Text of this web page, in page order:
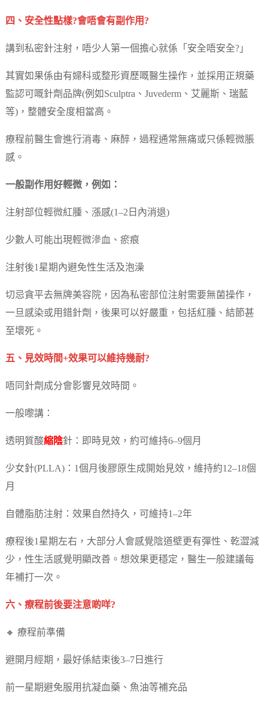
四、安全性點樣?會唔會有副作用?
講到私密針注射，唔少人第一個擔心就係「安全唔安全?」
其實如果係由有婦科或整形資歷嘅醫生操作，並採用正規藥
監認可嘅針劑品牌(例如Sculptra、Juvederm、艾麗斯、瑞藍
等)，整體安全度相當高。
療程前醫生會進行消毒、麻醉，過程通常無痛或只係輕微脹
感。
一般副作用好輕微，例如：
注射部位輕微紅腫、漲感(1–2日內消退)
少數人可能出現輕微滲血、瘀痕
注射後1星期內避免性生活及泡澡
切忌貪平去無牌美容院，因為私密部位注射需要無菌操作，
一旦感染或用錯針劑，後果可以好嚴重，包括紅腫、結節甚
至壞死。
五、見效時間+效果可以維持幾耐?
唔同針劑成分會影響見效時間。
一般嚟講：
透明質酸縮陰針：即時見效，約可維持6–9個月
少女針(PLLA)：1個月後膠原生成開始見效，維持約12–18個
月
自體脂肪注射：效果自然持久，可維持1–2年
療程後1星期左右，大部分人會感覺陰道壁更有彈性、乾澀減
少，性生活感覺明顯改善。想效果更穩定，醫生一般建議每
年補打一次。
六、療程前後要注意啲咩?
🔸 療程前準備
避開月經期，最好係結束後3–7日進行
前一星期避免服用抗凝血藥、魚油等補充品